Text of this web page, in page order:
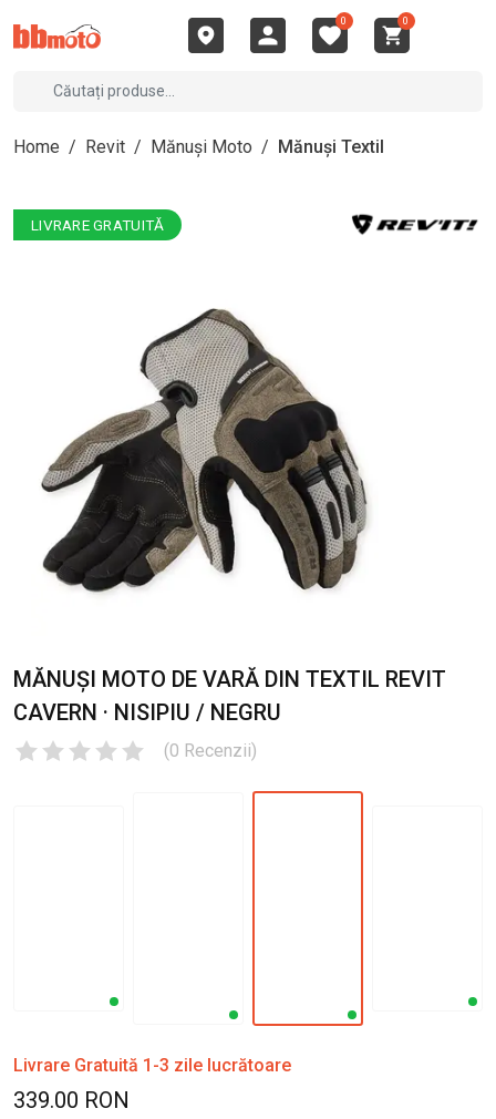
0 0
Home / Revit / Mănuși Moto / Mănuși Textil
LIVRARE GRATUITĂ
MĂNUȘI MOTO DE VARĂ DIN TEXTIL REVIT
CAVERN · NISIPIU / NEGRU
(0 Recenzii)
Livrare Gratuită 1-3 zile lucrătoare
339.00 RON